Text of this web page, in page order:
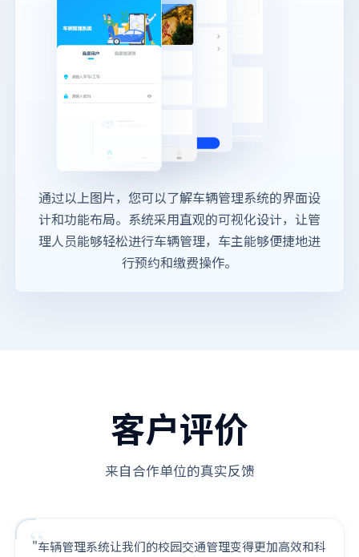
通过以上图片，您可以了解车辆管理系统的界面设
计和功能布局。系统采用直观的可视化设计，让管
理人员能够轻松进行车辆管理，车主能够便捷地进
行预约和缴费操作。
客户评价
来自合作单位的真实反馈
"车辆管理系统让我们的校园交通管理变得更加高效和科